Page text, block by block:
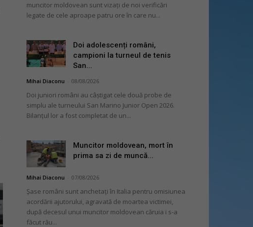
muncitor moldovean sunt vizați de noi verificări
legate de cele aproape patru ore în care nu...
Doi adolescenți români,
campioni la turneul de tenis
San...
Mihai Diaconu 08/08/2026
Doi juniori români au câștigat cele două probe de
simplu ale turneului San Marino Junior Open 2026.
Bilanțul lor a fost completat de un...
Muncitor moldovean, mort în
prima sa zi de muncă...
Mihai Diaconu 07/08/2026
Șase români sunt anchetați în Italia pentru omisiunea
acordării ajutorului, agravată de moartea victimei,
după decesul unui muncitor moldovean căruia i s-a
făcut rău...